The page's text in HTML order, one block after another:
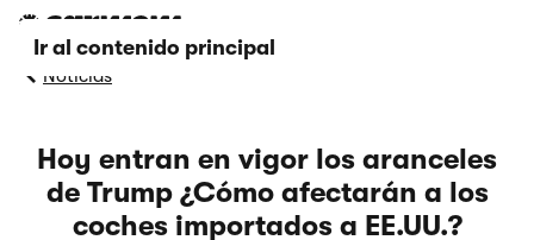
Ir al contenido principal
Noticias
Hoy entran en vigor los aranceles
de Trump ¿Cómo afectarán a los
coches importados a EE.UU.?